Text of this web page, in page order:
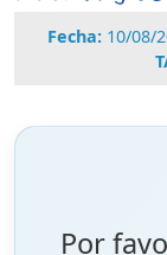
Fecha: 10/08/
Por